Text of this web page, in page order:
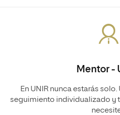
Mentor -
En UNIR nunca estarás
seguimiento individualizado y